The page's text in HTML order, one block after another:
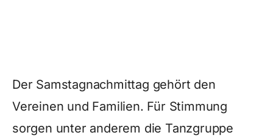
Der Samstagnachmittag gehört den
Vereinen und Familien. Für Stimmung
sorgen unter anderem die Tanzgruppe